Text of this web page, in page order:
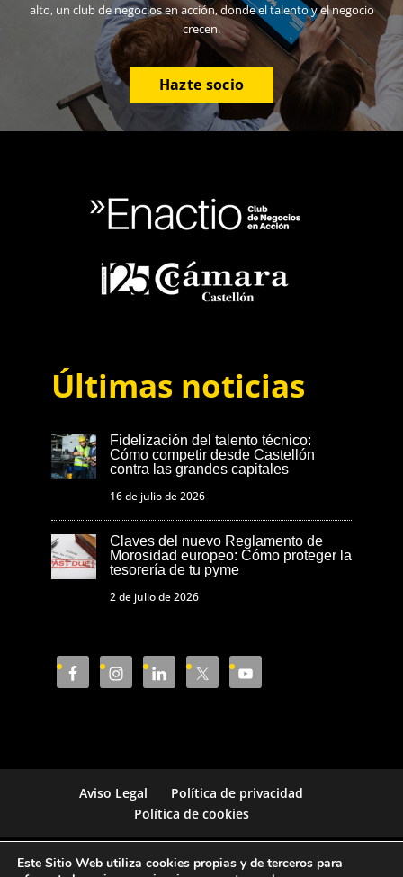
alto, un club de negocios en acción, donde el talento y el negocio
crecen.
Hazte socio
Últimas noticias
Fidelización del talento técnico:
Cómo competir desde Castellón
contra las grandes capitales
16 de julio de 2026
Claves del nuevo Reglamento de
Morosidad europeo: Cómo proteger la
tesorería de tu pyme
2 de julio de 2026
Aviso Legal
Política de privacidad
Política de cookies
Cámara de Comercio de Castellón © 2023
Este Sitio Web utiliza cookies propias y de terceros para